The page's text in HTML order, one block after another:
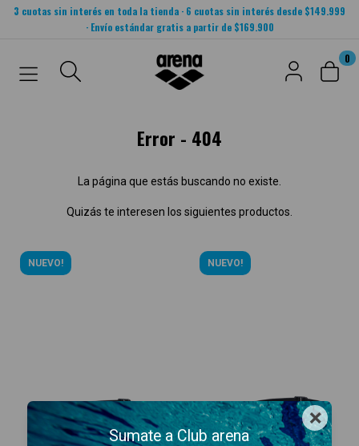
3 cuotas sin interés en toda la tienda · 6 cuotas sin interés desde $149.999
· Envío estándar gratis a partir de $169.900
0
Error - 404
La página que estás buscando no existe.
Quizás te interesen los siguientes productos.
NUEVO! NUEVO!
×
Sumate a Club arena